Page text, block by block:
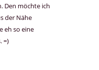
Den möchte ich
der Nähe
eh so eine
=)